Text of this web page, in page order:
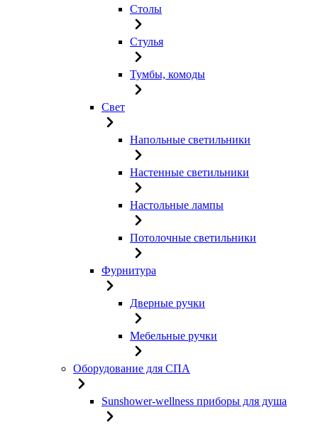
Столы
Стулья
Тумбы, комоды
Свет
Напольные светильники
Настенные светильники
Настольные лампы
Потолочные светильники
Фурнитура
Дверные ручки
Мебельные ручки
Оборудование для СПА
Sunshower-wellness приборы для душа